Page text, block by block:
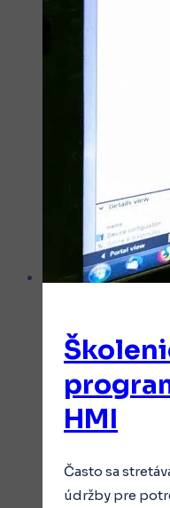
HMI
Často sa
údržby pre